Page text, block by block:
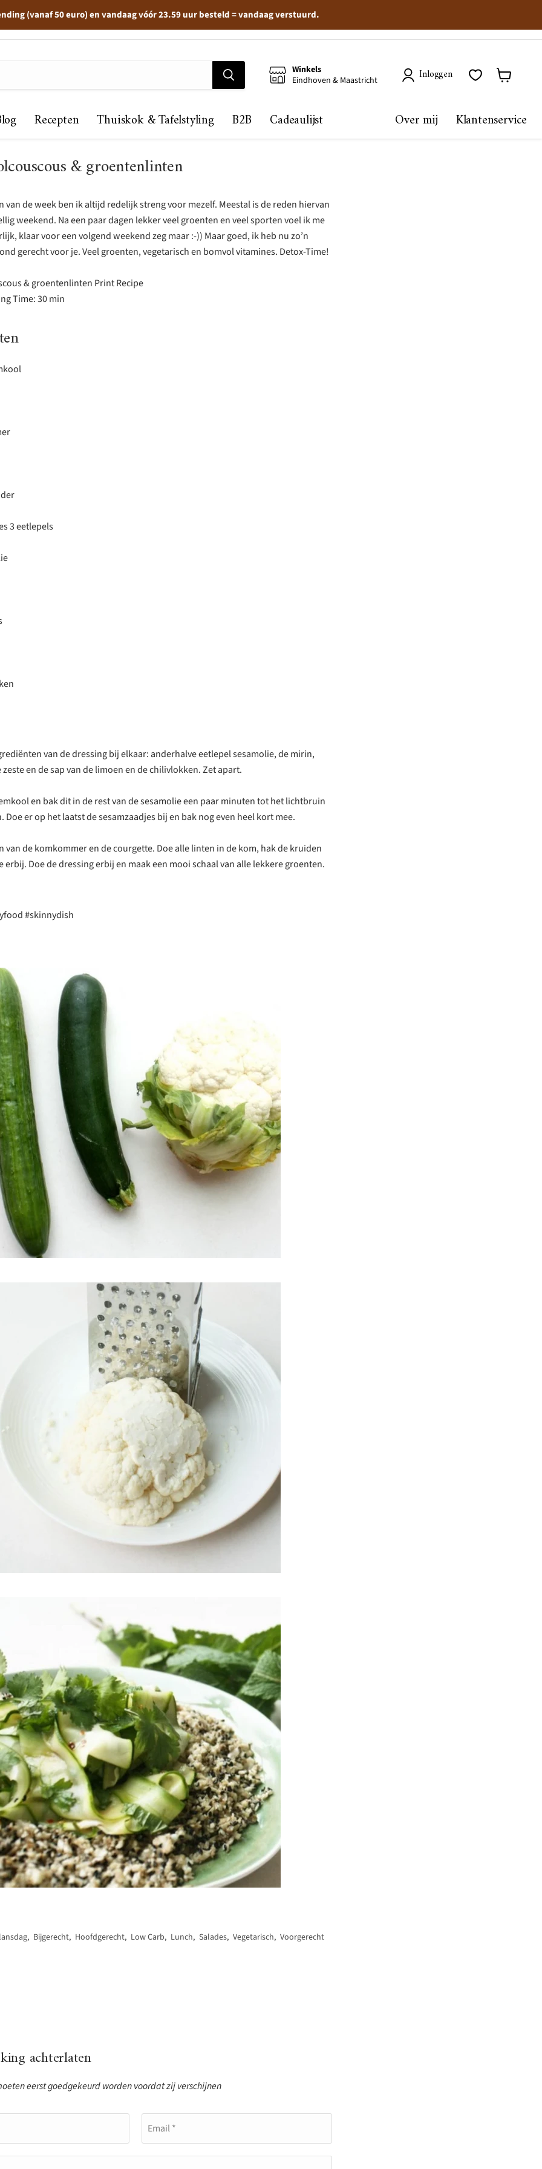
(vanaf 50 euro) en vandaag vóór 23.59 uur besteld = vandaag verstuurd.
Winkels
Eindhoven & Maastricht
Inloggen
Recepten Thuiskok & Tafelstyling B2B Cadeaulijst Over mij Klantenservice
& groentenlinten
van de week ben ik altijd redelijk streng voor mezelf. Meestal is de reden hiervan
weekend. Na een paar dagen lekker veel groenten en veel sporten voel ik me
klaar voor een volgend weekend zeg maar :-)) Maar goed, ik heb nu zo’n
gerecht voor je. Veel groenten, vegetarisch en bomvol vitamines. Detox-Time!
& groentenlinten Print Recipe
Time: 30 min
3 eetlepels
van de dressing bij elkaar: anderhalve eetlepel sesamolie, de mirin,
zeste en de sap van de limoen en de chilivlokken. Zet apart.
en bak dit in de rest van de sesamolie een paar minuten tot het lichtbruin
Doe er op het laatst de sesamzaadjes bij en bak nog even heel kort mee.
van de komkommer en de courgette. Doe alle linten in de kom, hak de kruiden
erbij. Doe de dressing erbij en maak een mooi schaal van alle lekkere groenten.
#skinnydish
, Bijgerecht, Hoofdgerecht, Low Carb, Lunch, Salades, Vegetarisch, Voorgerecht
achterlaten
eerst goedgekeurd worden voordat zij verschijnen
Email *